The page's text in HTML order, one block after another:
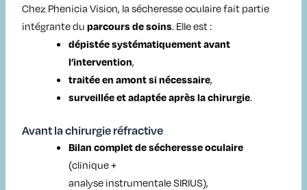
Chez Phenicia Vision, la sécheresse oculaire fait partie
intégrante duparcours de soins. Elle est :
dépistée systématiquement avant
l’intervention,
traitée en amont si nécessaire,
surveillée et adaptée après la chirurgie.
Avant la chirurgie réfractive
Bilan complet de sécheresse oculaire
(clinique +
analyse instrumentale SIRIUS),